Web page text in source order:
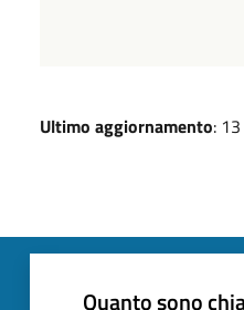
Ultimo aggiornamento:
Quanto sono